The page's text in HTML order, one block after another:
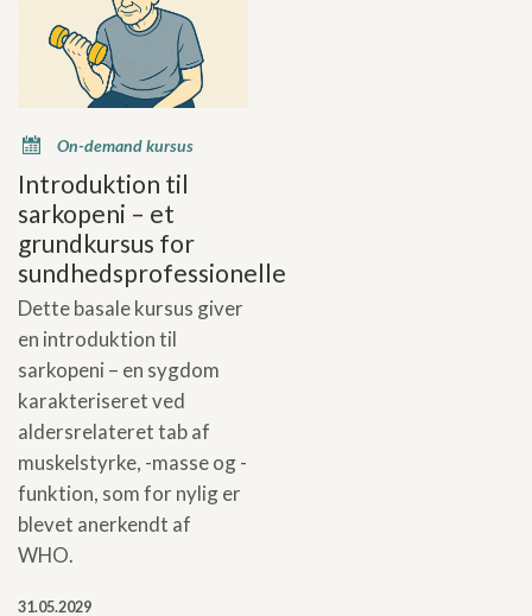
x On-demand kursus
Introduktion til
sarkopeni – et
grundkursus for
sundhedsprofessionelle
Dette basale kursus giver
en introduktion til
sarkopeni – en sygdom
karakteriseret ved
aldersrelateret tab af
muskelstyrke, -masse og -
funktion, som for nylig er
blevet anerkendt af
WHO.
31.05.2029